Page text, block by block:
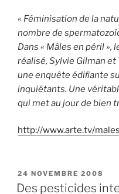
« Féminisation de la
nombre de
Dans « Mâles en péril »,
réalisé, Sylvie Gilman
une enquête édiﬁante
inquiétants. Une
qui met au jour de bien
http://www.arte.tv/
PUBLIÉ
LE
24 NOVEMBRE 2008
Des pesticides